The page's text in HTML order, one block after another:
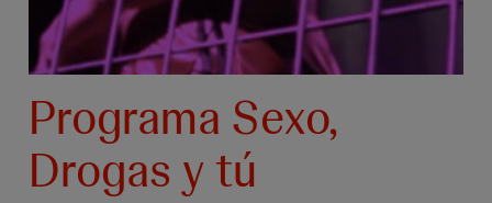
Programa Sexo,
Drogas y tú